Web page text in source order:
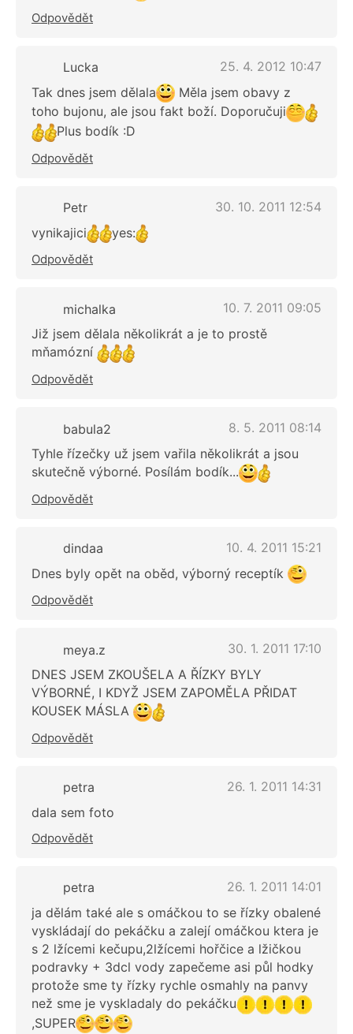
Odpovědět
Lucka
25. 4. 2012 10:47
Tak dnes jsem dělala
Měla jsem obavy z
toho bujonu, ale jsou fakt boží. Doporučuji
Plus bodík :D
Odpovědět
Petr
30. 10. 2011 12:54
vynikajici
yes:
Odpovědět
michalka
10. 7. 2011 09:05
Již jsem dělala několikrát a je to prostě
mňamózní
Odpovědět
babula2
8. 5. 2011 08:14
Tyhle řízečky už jsem vařila několikrát a jsou
skutečně výborné. Posílám bodík...
Odpovědět
dindaa
10. 4. 2011 15:21
Dnes byly opět na oběd, výborný receptík
Odpovědět
meya.z
30. 1. 2011 17:10
DNES JSEM ZKOUŠELA A ŘÍZKY BYLY
VÝBORNÉ, I KDYŽ JSEM ZAPOMĚLA PŘIDAT
KOUSEK MÁSLA
Odpovědět
petra
26. 1. 2011 14:31
dala sem foto
Odpovědět
petra
26. 1. 2011 14:01
ja dělám také ale s omáčkou to se řízky obalené
vyskládají do pekáčku a zalejí omáčkou ktera je
s 2 lžícemi kečupu,2lžícemi hořčice a lžičkou
podravky + 3dcl vody zapečeme asi půl hodky
protože sme ty řízky rychle osmahly na panvy
než sme je vyskladaly do pekáčku
,SUPER